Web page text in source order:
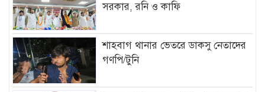
সরকার, রনি ও কাফি
শাহবাগ থানার ভেতরে ডাকসু নেতাদের
গণপি/টুনি